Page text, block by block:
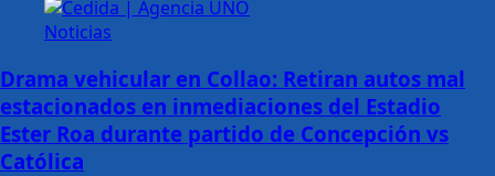
Noticias
Drama vehicular en Collao: Retiran autos mal
estacionados en inmediaciones del Estadio
Ester Roa durante partido de Concepción vs
Católica